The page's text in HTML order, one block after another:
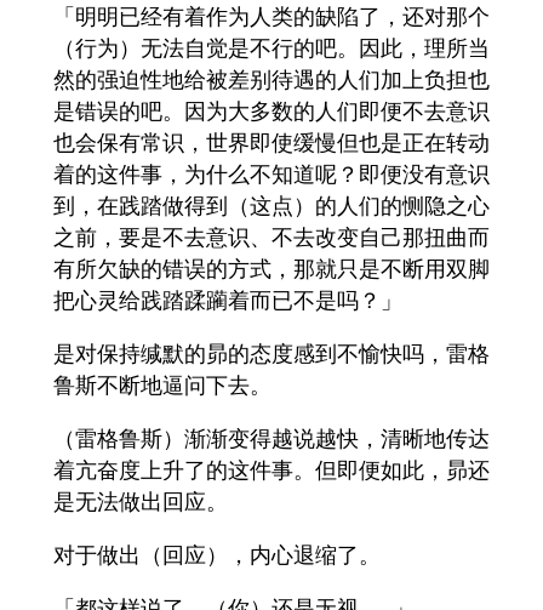
「明明已经有着作为人类的缺陷了，还对那个
（行为）无法自觉是不行的吧。因此，理所当
然的强迫性地给被差别待遇的人们加上负担也
是错误的吧。因为大多数的人们即便不去意识
也会保有常识，世界即使缓慢但也是正在转动
着的这件事，为什么不知道呢？即便没有意识
到，在践踏做得到（这点）的人们的恻隐之心
之前，要是不去意识、不去改变自己那扭曲而
有所欠缺的错误的方式，那就只是不断用双脚
把心灵给践踏蹂躏着而已不是吗？」
是对保持缄默的昴的态度感到不愉快吗，雷格
鲁斯不断地逼问下去。
（雷格鲁斯）渐渐变得越说越快，清晰地传达
着亢奋度上升了的这件事。但即便如此，昴还
是无法做出回应。
对于做出（回应），内心退缩了。